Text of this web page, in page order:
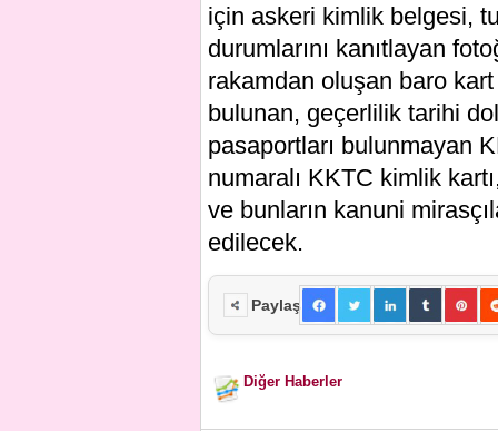
için askeri kimlik belgesi,
durumlarını kanıtlayan
rakamdan oluşan baro
bulunan, geçerlilik tarihi
pasaportları bulunmayan
numaralı KKTC kimlik
ve bunların kanuni
edilecek.
Paylaş
Diğer Haberler